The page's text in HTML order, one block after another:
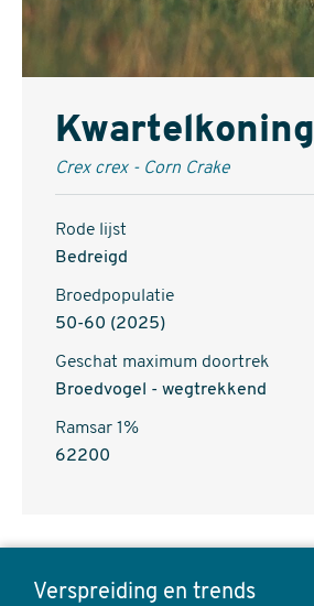
Kwartelkoning
Crex crex - Corn Crake
Rode lijst
Bedreigd
Broedpopulatie
50-60 (2025)
Geschat maximum doortrek
Broedvogel - wegtrekkend
Ramsar 1%
62200
CrexVerspreiding en trends